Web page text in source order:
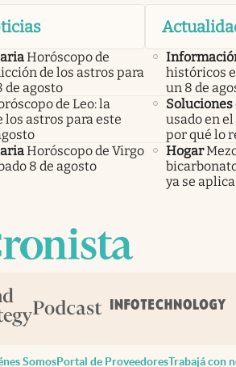
Horóscopo de
de los astros para
de agosto
de Leo: la
los astros para este
Horóscopo de Virgo
8 de agosto
históricos
un 8 de
Soluciones
usado en
por qué lo
Hogar
ya se
SomosPortal de ProveedoresTrabajá con